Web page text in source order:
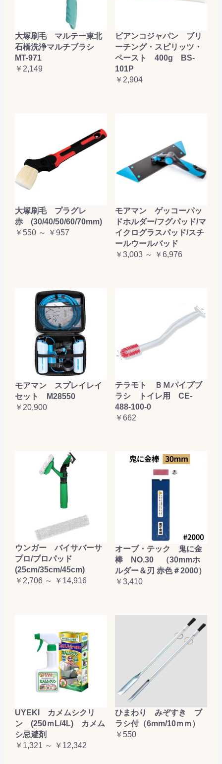
大塚刷毛 マルテー東北
石橋洗浄マルチブラシ
MT-971
￥2,149
ビアンコジャパン ブリ
ーチング・スピリッツ・
ペースト 400g BS-
101P
￥2,904
大塚刷毛 プラグレ
赤 (30/40/50/60/70mm)
￥550 ～ ￥957
モアマン ゲッコーパッ
ドホルダー/フグパッド/マ
イクログラスパッド/スチ
ールウールバッド
￥3,003 ～ ￥6,976
モアマン スプレイレイ
セット M28550
￥20,900
テラモト ＢＭパイプブ
ラシ トイレ用 CE-
488-100-0
￥662
ウンガー バイサバーサ
プロ/プロパッド
(25cm/35cm/45cm)
￥2,706 ～ ￥14,916
オーブ・テック 鬼に金
棒 NO.30 （30mmホ
ルダー＆刃 赤色＃2000）
￥3,410
UYEKI カメムシクリ
ン (250ｍL/4L) カメム
シ忌避剤
￥1,321 ～ ￥12,342
ひまわり みぞすき ブ
ラシ付（6mm/10ｍｍ）
￥550